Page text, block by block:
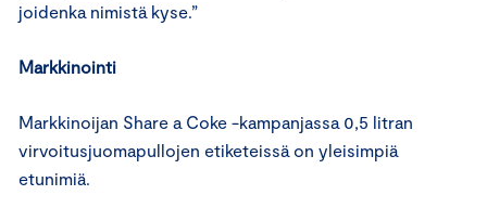
joidenka nimistä kyse.”
Markkinointi
Markkinoijan Share a Coke -kampanjassa 0,5 litran
virvoitusjuomapullojen etiketeissä on yleisimpiä
etunimiä.